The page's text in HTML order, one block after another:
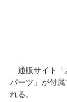
通販サイト「
パーツ」が付
れる。